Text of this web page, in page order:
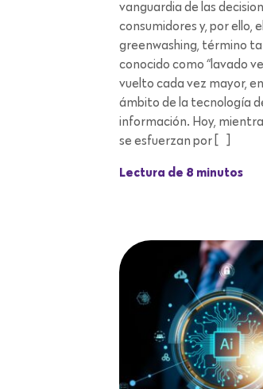
vanguardia de las
consumidores y, por ello,
greenwashing, término
conocido como “lavado
vuelto cada vez mayor,
ámbito de la tecnología
información. Hoy,
se esfuerzan por […]
Lectura de 8 minutos